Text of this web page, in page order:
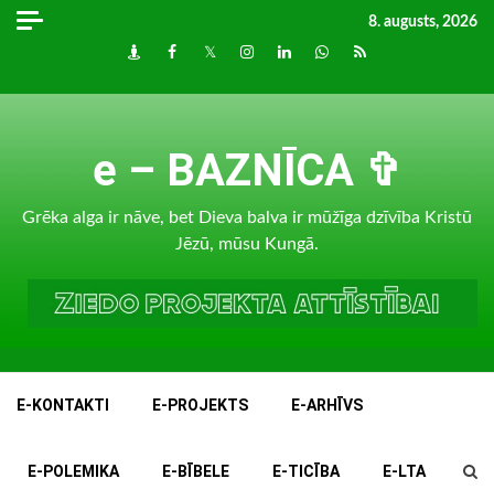
Skip
8. augusts, 2026
DraugiemFacebook
TwitterInstagram
LinkedInwhatsapp
RSS
e – BAZNĪCA ✞
Grēka alga ir nāve, bet Dieva balva ir mūžīga dzīvība Kristū
Jēzū, mūsu Kungā.
E-KONTAKTI E-PROJEKTS E-ARHĪVS
E-POLEMIKA E-BĪBELE E-TICĪBA E-LTA